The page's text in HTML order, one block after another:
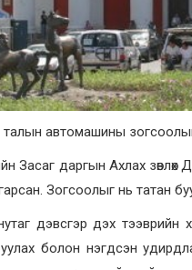
автомашины
Засаг даргын Ахлах
Зогсоолыг нь татан
дэвсгэр дэх тээврийн
болон нэгдсэн